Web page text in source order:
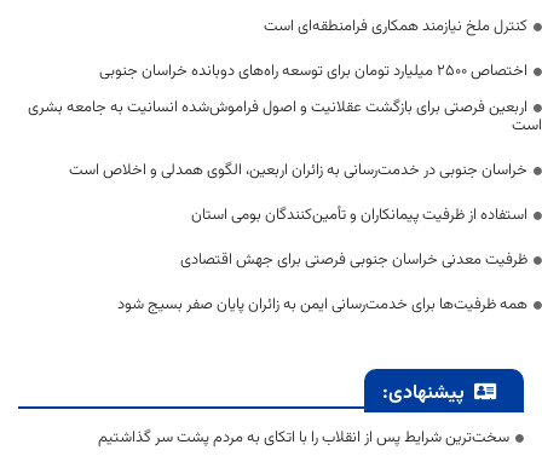
کنترل ملخ نیازمند همکاری فرامنطقه‌ای است
اختصاص 2500 میلیارد تومان برای توسعه راه‌های دوبانده خراسان جنوبی
اربعین فرصتی برای بازگشت عقلانیت و اصول فراموش‌شده انسانیت به جامعه بشری
است
خراسان جنوبی در خدمت‌رسانی به زائران اربعین، الگوی همدلی و اخلاص است
استفاده از ظرفیت پیمانکاران و تأمین‌کنندگان بومی استان
ظرفیت معدنی خراسان جنوبی فرصتی برای جهش اقتصادی
همه ظرفیت‌ها برای خدمت‌رسانی ایمن به زائران پایان صفر بسیج شود
پیشنهادی:
سخت‌ترین شرایط پس از انقلاب را با اتکای به مردم پشت سر گذاشتیم